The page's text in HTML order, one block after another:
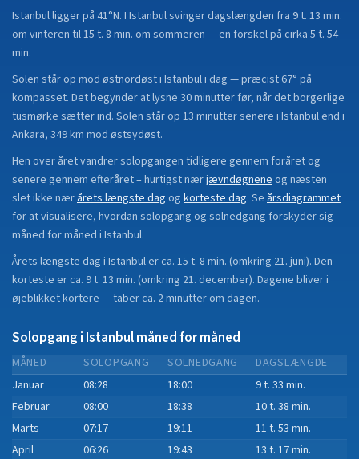
Istanbulligger på 41°N. I Istanbul svinger dagslængden fra 9 t. 13 min.
om vinteren til 15 t. 8 min. om sommeren — en forskel på cirka 5 t. 54
min.
Solen står op mod østnordøst i Istanbul i dag — præcist 67° på
kompasset. Det begynder at lysne 30 minutter før, når det borgerlige
tusmørke sætter ind. Solen står op 13 minutter senere i Istanbul end i
Ankara, 349 km mod østsydøst.
Hen over året vandrer solopgangen tidligere gennem foråret og
senere gennem efteråret– hurtigst nærjævndøgneneog næsten
slet ikke nærårets længste dag og korteste dag. Se årsdiagrammet
for at visualisere, hvordan solopgang og solnedgang forskyder sig
måned for måned i Istanbul.
Årets længste dag i Istanbuler ca. 15 t. 8 min. (omkring 21. juni). Den
korteste er ca. 9 t. 13 min. (omkring 21. december). Dagene bliver i
øjeblikketkortere —taberca. 2minutterom dagen.
Solopgang i Istanbulmåned for måned
MÅNED SOLOPGANG SOLNEDGANG
DAGSLÆNGDE
Januar
08:28 18:00
9 t. 33 min.
Februar
08:00 18:38
10 t. 38 min.
Marts
07:17 19:11
11 t. 53 min.
April
06:26 19:43
13 t. 17 min.